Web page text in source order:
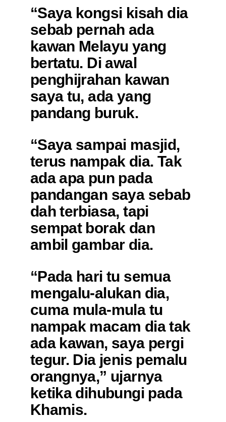
“Saya kongsi kisah dia
sebab pernah ada
kawan Melayu yang
bertatu. Di awal
penghijrahan kawan
saya tu, ada yang
pandang buruk.
“Saya sampai masjid,
terus nampak dia. Tak
ada apa pun pada
pandangan saya sebab
dah terbiasa, tapi
sempat borak dan
ambil gambar dia.
“Pada hari tu semua
mengalu-alukan dia,
cuma mula-mula tu
nampak macam dia tak
ada kawan, saya pergi
tegur. Dia jenis pemalu
orangnya,” ujarnya
ketika dihubungi pada
Khamis.